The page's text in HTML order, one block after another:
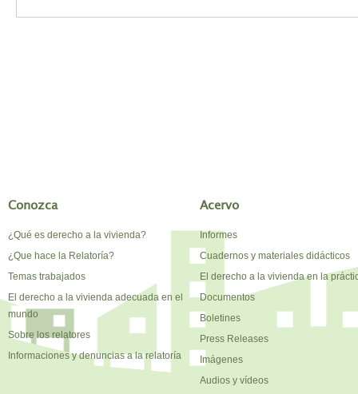
Conozca
¿Qué es derecho a la vivienda?
¿Que hace la Relatoría?
Temas trabajados
El derecho a la vivienda adecuada en el
mundo
Sobre los relatores
Informaciones y denuncias a la relatoría
Acervo
Informes
Cuadernos y materiales didácticos
El derecho a la vivienda en la
Documentos
Boletines
Press Releases
Imágenes
Audios y vídeos